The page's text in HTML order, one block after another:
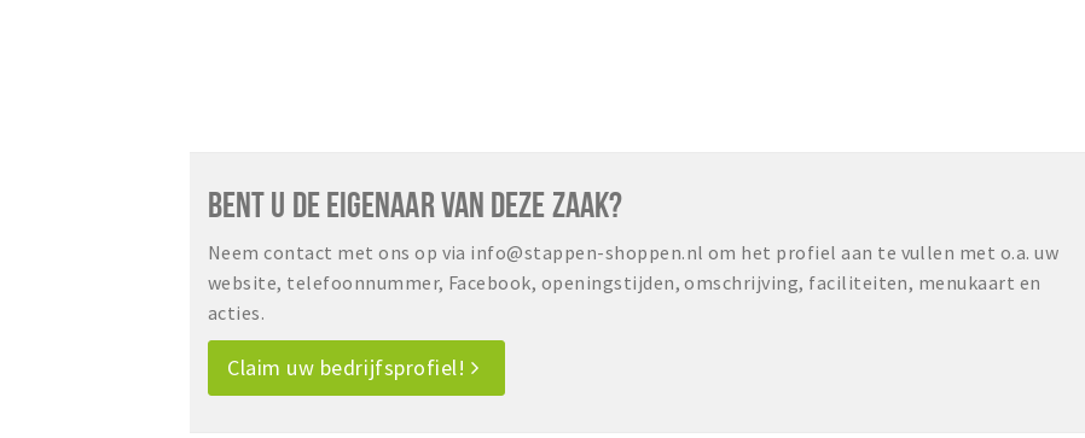
BENT U DE EIGENAAR VAN DEZE ZAAK?
Neem contact met ons op via info@stappen-shoppen.nl om het profiel aan te vullen met o.a. uw
website, telefoonnummer, Facebook, openingstijden, omschrijving, faciliteiten, menukaart en
acties.
Claim uw bedrijfsprofiel!